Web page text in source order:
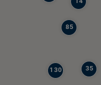
85
130 35